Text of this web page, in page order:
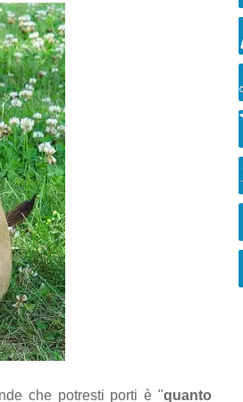
che potresti porti è "quanto